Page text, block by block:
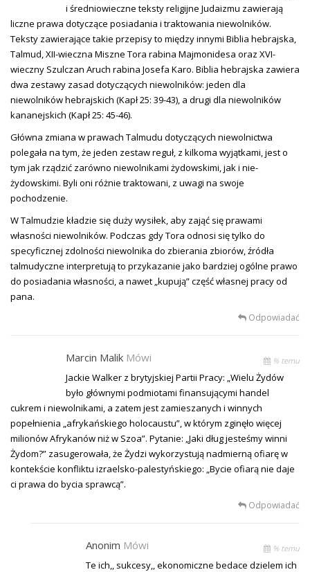
i średniowieczne teksty religijne Judaizmu zawierają
liczne prawa dotyczące posiadania i traktowania niewolników.
Teksty zawierające takie przepisy to między innymi Biblia hebrajska,
Talmud, XII-wieczna Miszne Tora rabina Majmonidesa oraz XVI-
wieczny Szulczan Aruch rabina Josefa Karo. Biblia hebrajska zawiera
dwa zestawy zasad dotyczących niewolników: jeden dla
niewolników hebrajskich (Kapł 25: 39-43), a drugi dla niewolników
kananejskich (Kapł 25: 45-46).
Główna zmiana w prawach Talmudu dotyczących niewolnictwa
polegała na tym, że jeden zestaw reguł, z kilkoma wyjątkami, jest o
tym jak rządzić zarówno niewolnikami żydowskimi, jak i nie-
żydowskimi. Byli oni różnie traktowani, z uwagi na swoje
pochodzenie.
W Talmudzie kładzie się duży wysiłek, aby zająć się prawami
własności niewolników. Podczas gdy Tora odnosi się tylko do
specyficznej zdolności niewolnika do zbierania zbiorów, źródła
talmudyczne interpretują to przykazanie jako bardziej ogólne prawo
do posiadania własności, a nawet „kupują” część własnej pracy od
pana.
Odpowiadać
Marcin Malik Mówi % temu
Jackie Walker z brytyjskiej Partii Pracy: „Wielu Żydów
było głównymi podmiotami finansującymi handel
cukrem i niewolnikami, a zatem jest zamieszanych i winnych
popełnienia „afrykańskiego holocaustu”, w którym zginęło więcej
milionów Afrykanów niż w Szoa”. Pytanie: „Jaki dług jesteśmy winni
Żydom?” zasugerowała, że Żydzi wykorzystują nadmierną ofiarę w
kontekście konfliktu izraelsko-palestyńskiego: „Bycie ofiarą nie daje
ci prawa do bycia sprawcą”.
Odpowiadać
Anonim Mówi % temu
Te ich,, sukcesy,, ekonomiczne bedace dzielem ich